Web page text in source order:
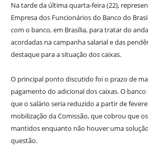
Na tarde da última quarta-feira (22),
Empresa dos Funcionários do Banco do
com o banco, em Brasília, para tratar do
acordadas na campanha salarial e das
destaque para a situação dos caixas.
O principal ponto discutido foi o prazo de
pagamento do adicional dos caixas. O
que o salário seria reduzido a partir de
mobilização da Comissão, que cobrou que
mantidos enquanto não houver uma
questão.